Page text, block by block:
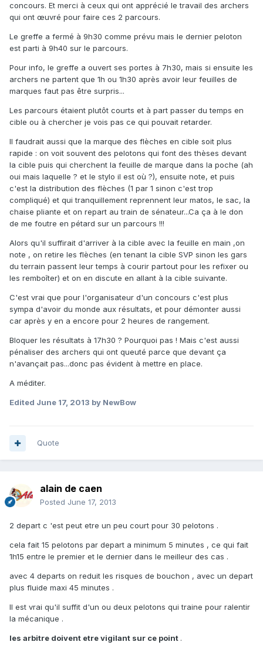
concours. Et merci à ceux qui ont apprécié le travail des archers
qui ont œuvré pour faire ces 2 parcours.
Le greffe a fermé à 9h30 comme prévu mais le dernier peloton
est parti à 9h40 sur le parcours.
Pour info, le greffe a ouvert ses portes à 7h30, mais si ensuite les
archers ne partent que 1h ou 1h30 après avoir leur feuilles de
marques faut pas être surpris...
Les parcours étaient plutôt courts et à part passer du temps en
cible ou à chercher je vois pas ce qui pouvait retarder.
Il faudrait aussi que la marque des flèches en cible soit plus
rapide : on voit souvent des pelotons qui font des thèses devant
la cible puis qui cherchent la feuille de marque dans la poche (ah
oui mais laquelle ? et le stylo il est où ?), ensuite note, et puis
c'est la distribution des flèches (1 par 1 sinon c'est trop
compliqué) et qui tranquillement reprennent leur matos, le sac, la
chaise pliante et on repart au train de sénateur...Ca ça à le don
de me foutre en pétard sur un parcours !!!
Alors qu'il suffirait d'arriver à la cible avec la feuille en main ,on
note , on retire les flèches (en tenant la cible SVP sinon les gars
du terrain passent leur temps à courir partout pour les refixer ou
les remboîter) et on en discute en allant à la cible suivante.
C'est vrai que pour l'organisateur d'un concours c'est plus
sympa d'avoir du monde aux résultats, et pour démonter aussi
car après y en a encore pour 2 heures de rangement.
Bloquer les résultats à 17h30 ? Pourquoi pas ! Mais c'est aussi
pénaliser des archers qui ont queuté parce que devant ça
n'avançait pas...donc pas évident à mettre en place.
A méditer.
Edited June 17, 2013 by NewBow
Quote
alain de caen
Posted June 17, 2013
2 depart c 'est peut etre un peu court pour 30 pelotons .
cela fait 15 pelotons par depart a minimum 5 minutes , ce qui fait
1h15 entre le premier et le dernier dans le meilleur des cas .
avec 4 departs on reduit les risques de bouchon , avec un depart
plus fluide maxi 45 minutes .
Il est vrai qu'il suffit d'un ou deux pelotons qui traine pour ralentir
la mécanique .
les arbitre doivent etre vigilant sur ce point .